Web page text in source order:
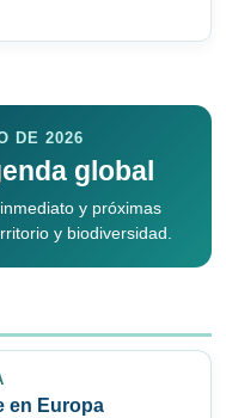
DE 2026
global
y próximas
y biodiversidad.
en Europa